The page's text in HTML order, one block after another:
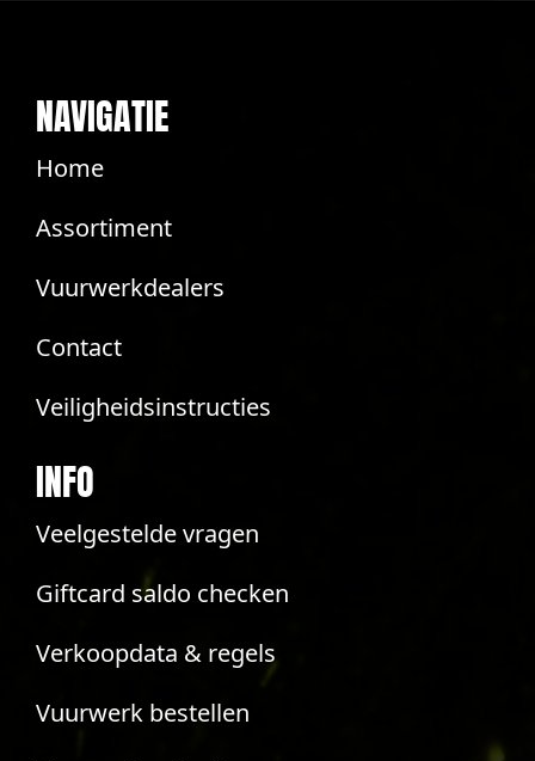
NAVIGATIE
Home
Assortiment
Vuurwerkdealers
Contact
Veiligheidsinstructies
INFO
Veelgestelde vragen
Giftcard saldo checken
Verkoopdata & regels
Vuurwerk bestellen